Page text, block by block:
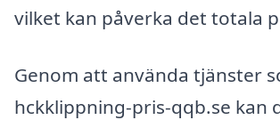
vilket kan påverka det totala
Genom att använda tjänster
hckklippning-pris-qqb.se kan